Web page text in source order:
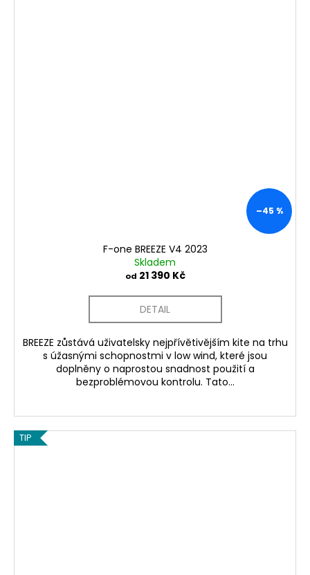
–45 %
F-one BREEZE V4 2023
Skladem
od 21 390 Kč
DETAIL
BREEZE zůstává uživatelsky nejpřívětivějším kite na trhu
s úžasnými schopnostmi v low wind, které jsou
doplněny o naprostou snadnost použití a
bezproblémovou kontrolu. Tato...
TIP